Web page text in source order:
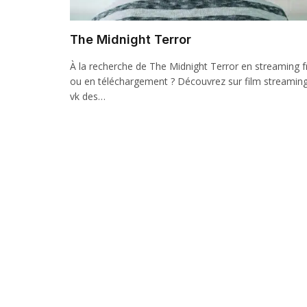
The Midnight Terror
À la recherche de The Midnight Terror en streaming
ou en téléchargement ? Découvrez sur film
vk des…